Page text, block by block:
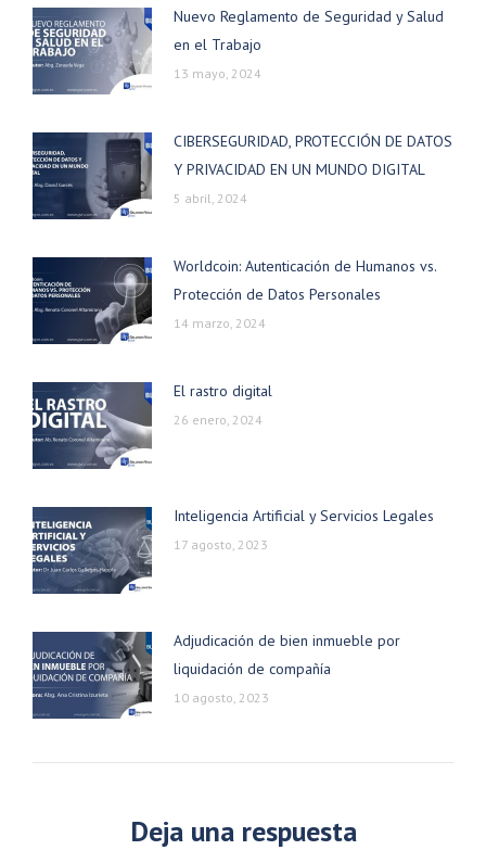
Nuevo Reglamento de Seguridad y Salud
en el Trabajo
13 mayo, 2024
CIBERSEGURIDAD, PROTECCIÓN DE DATOS
Y PRIVACIDAD EN UN MUNDO DIGITAL
5 abril, 2024
Worldcoin: Autenticación de Humanos vs.
Protección de Datos Personales
14 marzo, 2024
El rastro digital
26 enero, 2024
Inteligencia Artificial y Servicios Legales
17 agosto, 2023
Adjudicación de bien inmueble por
liquidación de compañía
10 agosto, 2023
Deja una respuesta